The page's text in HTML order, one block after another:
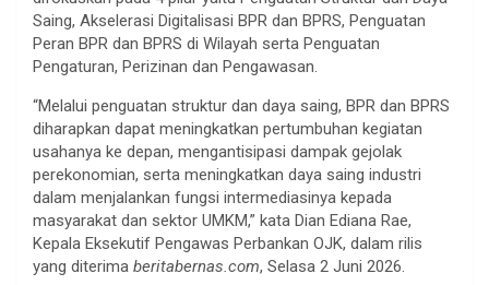
Saing, Akselerasi Digitalisasi BPR dan BPRS, Penguatan
Peran BPR dan BPRS di Wilayah serta Penguatan
Pengaturan, Perizinan dan Pengawasan.
“Melalui penguatan struktur dan daya saing, BPR dan BPRS
diharapkan dapat meningkatkan pertumbuhan kegiatan
usahanya ke depan, mengantisipasi dampak gejolak
perekonomian, serta meningkatkan daya saing industri
dalam menjalankan fungsi intermediasinya kepada
masyarakat dan sektor UMKM,” kata Dian Ediana Rae,
Kepala Eksekutif Pengawas Perbankan OJK, dalam rilis
yang diterima beritabernas.com, Selasa 2 Juni 2026.